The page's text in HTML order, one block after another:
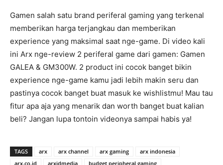
Gamen salah satu brand periferal gaming yang terkenal
memberikan harga terjangkau dan memberikan
experience yang maksimal saat nge-game. Di video kali
ini Arx nge-review 2 periferal game dari gamen: Gamen
GALEA & GM300W. 2 product ini cocok banget bikin
experience nge-game kamu jadi lebih makin seru dan
pastinya cocok banget buat masuk ke wishlistmu! Mau tau
fitur apa aja yang menarik dan worth banget buat kalian
beli? Jangan lupa tontoin videonya sampai habis ya!
TAGS arx arx channel arx gaming
arx indonesia
arx.co.id
arxidmedia
budget peripheral gaming